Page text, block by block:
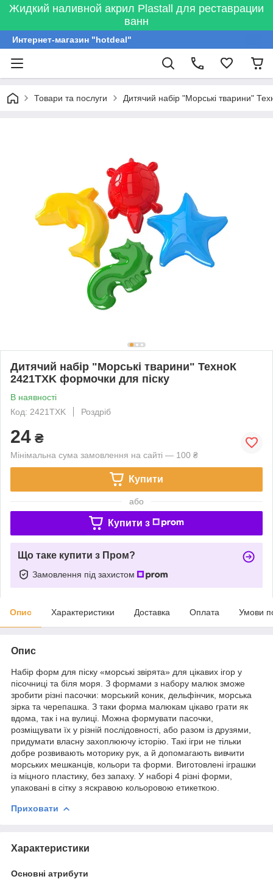
Жидкий наливной акрил Plastall для реставрации
ванн
Интернет-магазин "hotdeal"
Товари та послуги Дитячий набір "Морські тварини"
Дитячий набір "Морські тварини" ТехноК
2421TXK формочки для піску
В наявності
Код: 2421TXK
Роздріб
24 ₴
Мінімальна сума замовлення на сайті — 100 ₴
Купити
або
Купити з
Що таке купити з Пром?
Замовлення під захистом
Опис Характеристики Доставка Оплата Умови
Опис
Набір форм для піску «морські звірята» для цікавих ігор у
пісочниці та біля моря. З формами з набору малюк зможе
зробити різні пасочки: морський коник, дельфінчик, морська
зірка та черепашка. З таки форма малюкам цікаво грати як
вдома, так і на вулиці. Можна формувати пасочки,
розміщувати їх у різній послідовності, або разом із друзями,
придумати власну захоплюючу історію. Такі ігри не тільки
добре розвивають моторику рук, а й допомагають вивчити
морських мешканців, кольори та форми. Виготовлені іграшки
із міцного пластику, без запаху. У наборі 4 різні форми,
упаковані в сітку з яскравою кольоровою етикеткою.
Приховати
Характеристики
Основні атрибути